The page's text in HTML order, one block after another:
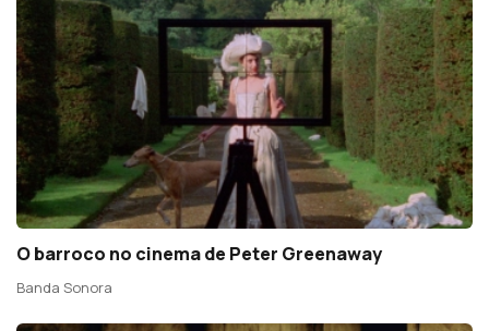
O barroco no cinema de Peter Greenaway
Banda Sonora